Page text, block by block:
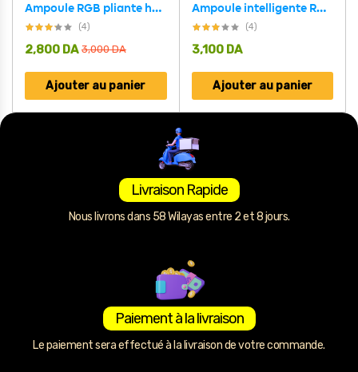
Ampoule RGB pliante haut-parleur Bluetooth, télécommande E27,48W
(4)
3,000DA
2,800 DA
Ajouter au panier
Ampoule intelligente RGB avec haut-parleur Bluetooth 30W
(4)
3,100 DA
Ajouter au panier
Livraison Rapide
Nous livrons dans 58 Wilayas entre 2 et 8 jours.
Paiement à la livraison
Le paiement sera effectué à la livraison de votre commande.